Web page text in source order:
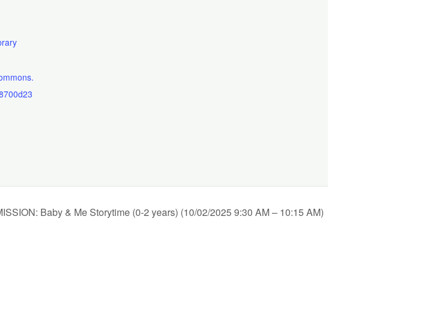
Baby & Me Storytime (0-2 years) (10/02/2025 9:30 AM – 10:15 AM)